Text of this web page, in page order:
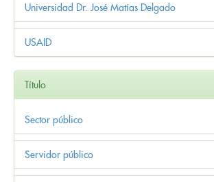
Universidad Dr. José Matías Delgado
USAID
Título
Sector público
Servidor público